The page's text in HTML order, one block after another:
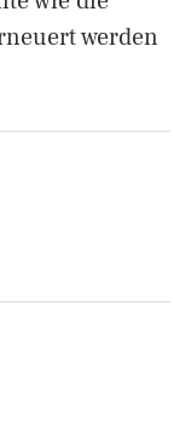
werden